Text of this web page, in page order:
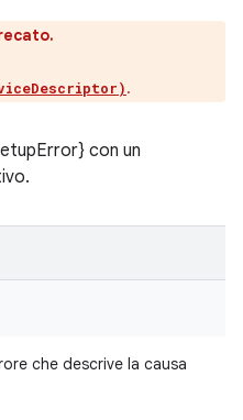
.
con un
che descrive la causa